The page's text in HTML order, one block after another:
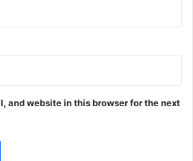
and website in this browser for the next